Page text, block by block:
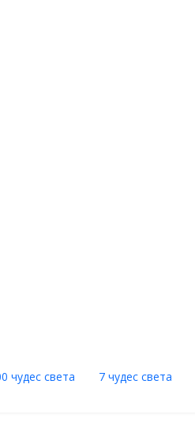
чудес света 7 чудес света